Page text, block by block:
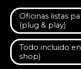
Oficinas listas
(plug & play)
Todo incluido
shop)